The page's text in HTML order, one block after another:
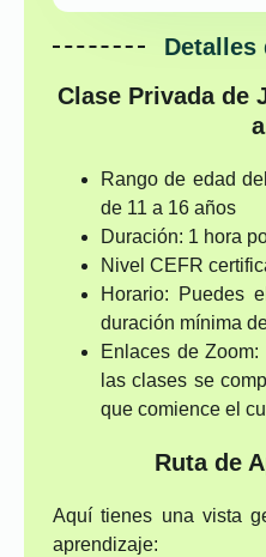
Detalles
Clase Privada de
Rango de edad
de 11 a 16 años
Duración: 1 hora
Nivel CEFR
Horario: Puedes
duración mínima
Enlaces de
las clases se
que comience el
Ruta de
Aquí tienes una vista
aprendizaje: